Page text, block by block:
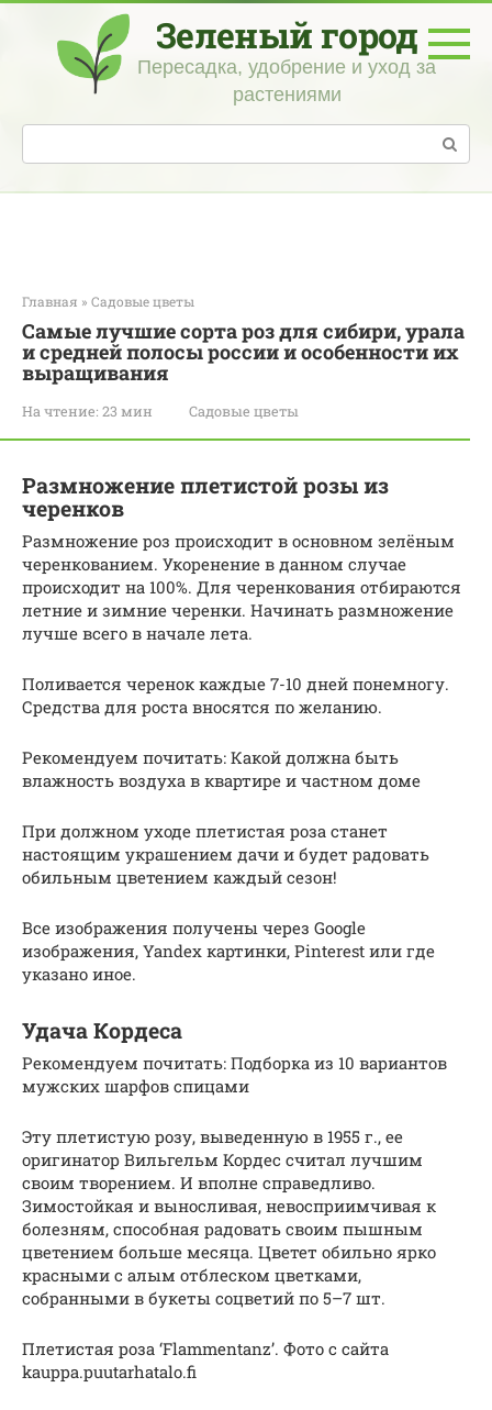
Перейти
контенту
Зеленый город
Пересадка, удобрение и уход за
растениями
Поиск:
Главная » Садовые цветы
Самые лучшие сорта роз для сибири, урала
и средней полосы россии и особенности их
выращивания
На чтение: 23 мин Садовые цветы
Размножение плетистой розы из
черенков
Размножение роз происходит в основном зелёным
черенкованием. Укоренение в данном случае
происходит на 100%. Для черенкования отбираются
летние и зимние черенки. Начинать размножение
лучше всего в начале лета.
Поливается черенок каждые 7-10 дней понемногу.
Средства для роста вносятся по желанию.
Рекомендуем почитать: Какой должна быть
влажность воздуха в квартире и частном доме
При должном уходе плетистая роза станет
настоящим украшением дачи и будет радовать
обильным цветением каждый сезон!
Все изображения получены через Google
изображения, Yandex картинки, Pinterest или где
указано иное.
Удача Кордеса
Рекомендуем почитать: Подборка из 10 вариантов
мужских шарфов спицами
Эту плетистую розу, выведенную в 1955 г., ее
оригинатор Вильгельм Кордес считал лучшим
своим творением. И вполне справедливо.
Зимостойкая и выносливая, невосприимчивая к
болезням, способная радовать своим пышным
цветением больше месяца. Цветет обильно ярко
красными с алым отблеском цветками,
собранными в букеты соцветий по 5–7 шт.
Плетистая роза ‘Flammentanz’. Фото с сайта
kauppa.puutarhatalo.fi